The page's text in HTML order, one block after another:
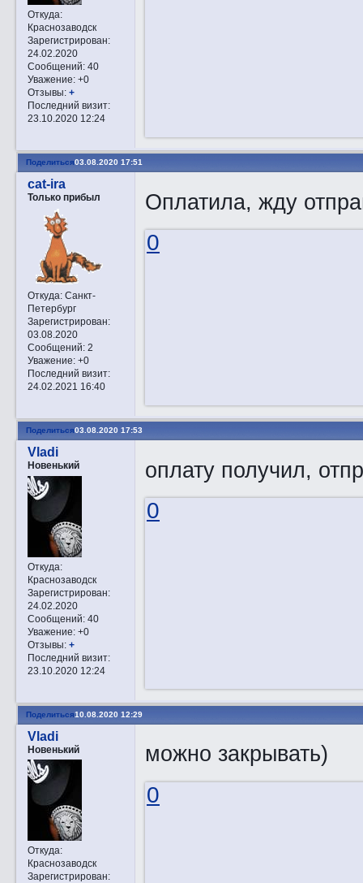
Откуда:
Краснозаводск
Зарегистрирован:
24.02.2020
Сообщений:40
Уважение: +0
Отзывы: +
Последний визит:
23.10.2020 12:24
Поделиться03.08.2020 17:51
cat-ira
Только прибыл
Откуда:Санкт-
Петербург
Зарегистрирован:
03.08.2020
Сообщений:2
Уважение: +0
Последний визит:
24.02.2021 16:40
Оплатила, жду
0
Поделиться03.08.2020 17:53
Vladi
Новенький
Откуда:
Краснозаводск
Зарегистрирован:
24.02.2020
Сообщений:40
Уважение: +0
Отзывы: +
Последний визит:
23.10.2020 12:24
оплату получил,
0
Поделиться10.08.2020 12:29
Vladi
Новенький
Откуда:
Краснозаводск
Зарегистрирован:
можно закрывать)
0